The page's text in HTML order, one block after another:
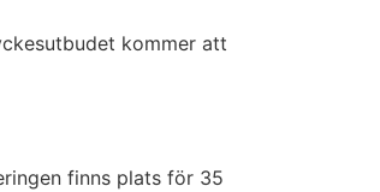
kommer att
finns plats för 35